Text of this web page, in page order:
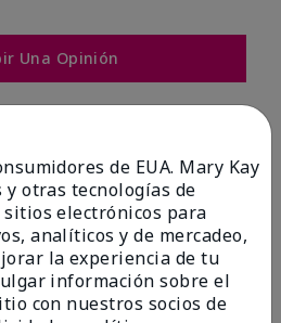
Una Opinión
a un amigo.
2
0
0
de EUA. Mary Kay
y otras tecnologías de
electrónicos para
analíticos y de mercadeo,
la experiencia de tu
información sobre el
con nuestros socios de